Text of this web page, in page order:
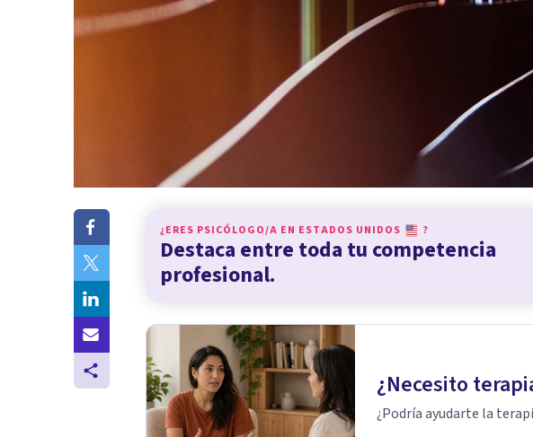
¿ERES PSICÓLOGO/A EN ESTADOS UNIDOS ?
Destaca entre toda tu competencia
profesional.
¿Necesito
¿Podría ayudarte la